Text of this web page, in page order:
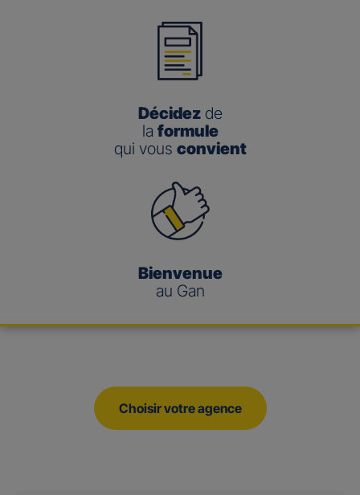
Décidezde
la formule
qui vous convient
Bienvenue
au Gan
Choisir votre agence